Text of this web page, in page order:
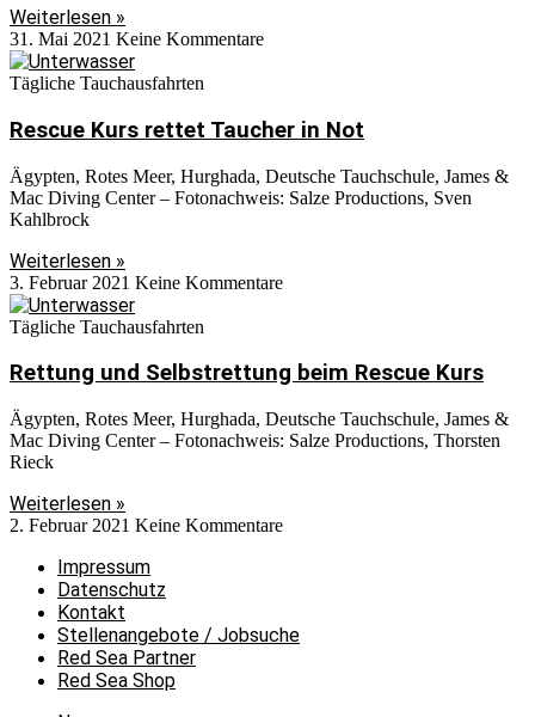
Weiterlesen »
31. Mai 2021 Keine Kommentare
Tägliche Tauchausfahrten
Rescue Kurs rettet Taucher in Not
Ägypten, Rotes Meer, Hurghada, Deutsche Tauchschule, James &
Mac Diving Center – Fotonachweis: Salze Productions, Sven
Kahlbrock
Weiterlesen »
3. Februar 2021 Keine Kommentare
Tägliche Tauchausfahrten
Rettung und Selbstrettung beim Rescue Kurs
Ägypten, Rotes Meer, Hurghada, Deutsche Tauchschule, James &
Mac Diving Center – Fotonachweis: Salze Productions, Thorsten
Rieck
Weiterlesen »
2. Februar 2021 Keine Kommentare
Impressum
Datenschutz
Kontakt
Stellenangebote / Jobsuche
Red Sea Partner
Red Sea Shop